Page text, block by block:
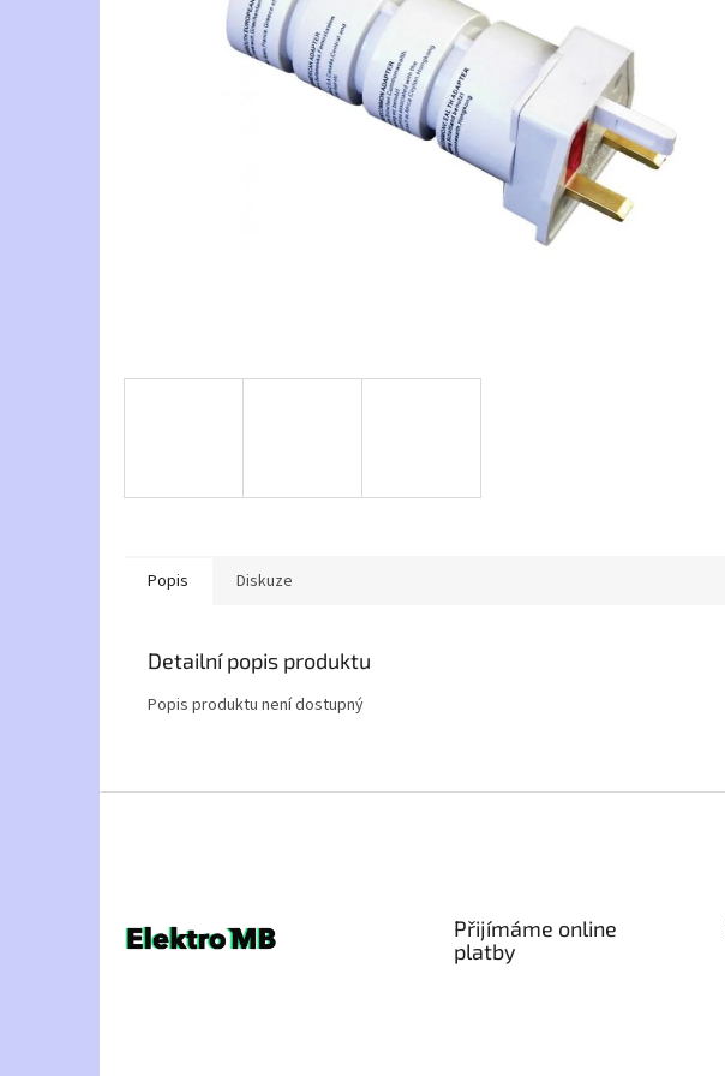
Popis Diskuze
Detailní popis produktu
Popis produktu není dostupný
Přijímáme online
platby